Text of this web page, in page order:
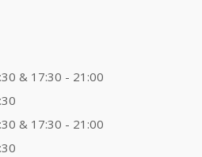
& 17:30 - 21:00
& 17:30 - 21:00